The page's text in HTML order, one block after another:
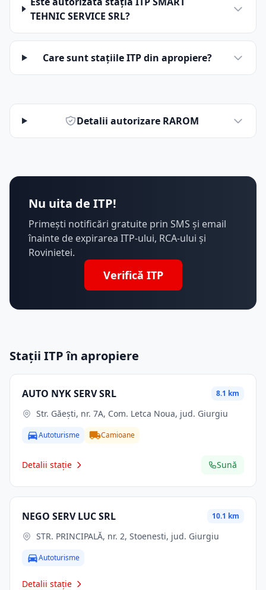
TEHNIC SERVICE SRL?
Care sunt stațiile ITP din apropiere?
Detalii autorizare RAROM
Nu uita de ITP!
Primești notificări gratuite prin SMS și email
înainte de expirarea ITP-ului, RCA-ului și
Rovinietei.
Verifică ITP
Stații ITP în apropiere
AUTO NYK SERV SRL 8.1 km
Str. Găeşti, nr. 7A, Com. Letca Noua, jud. Giurgiu
Autoturisme Camioane
Detalii stație Sună
NEGO SERV LUC SRL 10.1 km
STR. PRINCIPALĂ, nr. 2, Stoenesti, jud. Giurgiu
Autoturisme
Detalii stație